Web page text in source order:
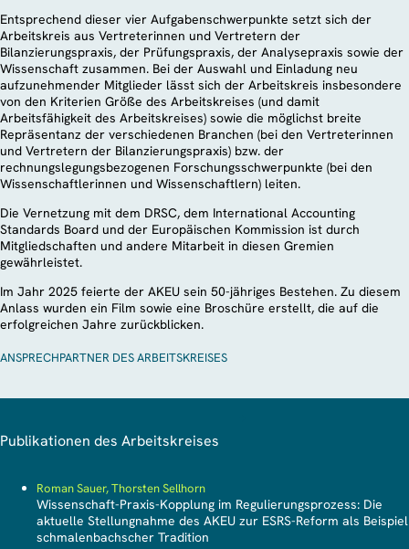
Entsprechend dieser vier Aufgabenschwerpunkte setzt sich der
Arbeitskreis aus Vertreterinnen und Vertretern der
Bilanzierungspraxis, der Prüfungspraxis, der Analysepraxis sowie der
Wissenschaft zusammen. Bei der Auswahl und Einladung neu
aufzunehmender Mitglieder lässt sich der Arbeitskreis insbesondere
von den Kriterien Größe des Arbeitskreises (und damit
Arbeitsfähigkeit des Arbeitskreises) sowie die möglichst breite
Repräsentanz der verschiedenen Branchen (bei den Vertreterinnen
und Vertretern der Bilanzierungspraxis) bzw. der
rechnungslegungsbezogenen Forschungsschwerpunkte (bei den
Wissenschaftlerinnen und Wissenschaftlern) leiten.
Die Vernetzung mit dem DRSC, dem International Accounting
Standards Board und der Europäischen Kommission ist durch
Mitgliedschaften und andere Mitarbeit in diesen Gremien
gewährleistet.
Im Jahr 2025 feierte der AKEU sein 50-jähriges Bestehen. Zu diesem
Anlass wurden ein Film sowie eine Broschüre erstellt, die auf die
erfolgreichen Jahre zurückblicken.
ANSPRECHPARTNER DES ARBEITSKREISES
Publikationen des Arbeitskreises
Roman Sauer, Thorsten Sellhorn
Wissenschaft-Praxis-Kopplung im Regulierungsprozess: Die
aktuelle Stellungnahme des AKEU zur ESRS-Reform als Beispiel
schmalenbachscher Tradition